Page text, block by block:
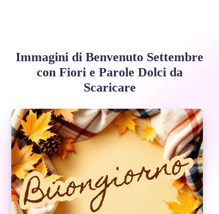
Immagini di Benvenuto Settembre
con Fiori e Parole Dolci da
Scaricare